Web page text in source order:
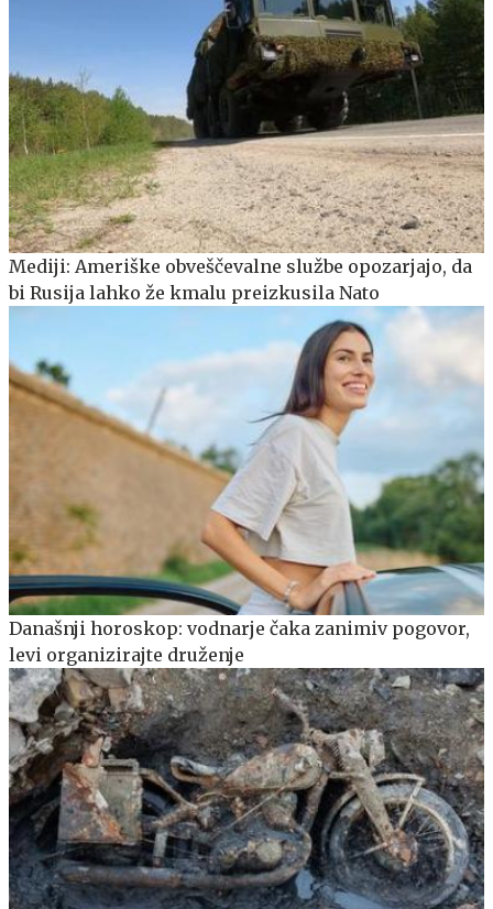
Mediji: Ameriške obveščevalne službe opozarjajo, da
bi Rusija lahko že kmalu preizkusila Nato
Današnji horoskop: vodnarje čaka zanimiv pogovor,
levi organizirajte druženje